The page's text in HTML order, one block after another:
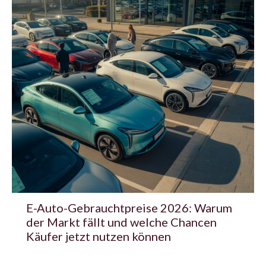
E-Auto-Gebrauchtpreise 2026: Warum
der Markt fällt und welche Chancen
Käufer jetzt nutzen können